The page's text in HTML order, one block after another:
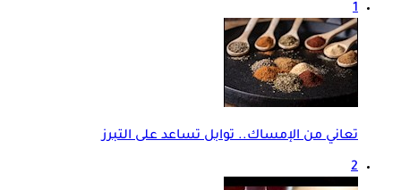
1
تعاني من الإمساك.. توابل تساعد على التبرز
2